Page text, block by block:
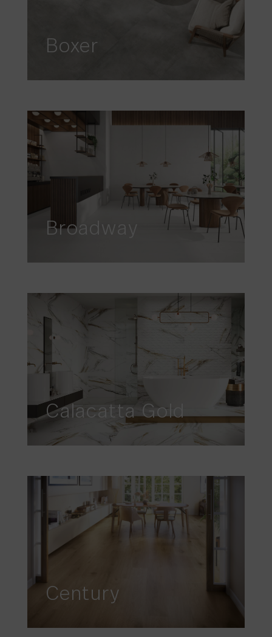
Boxer
Broadway
Calacatta Gold
Century